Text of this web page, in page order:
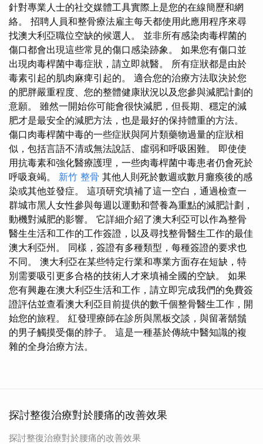
針對專業人士的社交媒體工具實際上是您的在線簡歷和網
絡。 招聘人員和整骨療法雇主每天都使用此應用程序來尋
找澳大利亞職位空缺的候選人。 並非所有感染肉毒桿菌的
傷口都會出現這些常見的傷口感染跡象。 如果您有傷口並
出現肉毒桿菌中毒症狀，請立即就醫。 所有症狀都是由於
毒素引起的肌肉麻痺引起的。 適合您的治療方法取決於您
的肥胖嚴重程度、您的整體健康狀況以及您參與減肥計劃的
意願。 雖然一開始你可能會很快減肥，但長期、穩定的減
肥才是最安全的減肥方法，也是最好的保持體重的方法。
傷口肉毒桿菌中毒的一些症狀與阿片類藥物過量的症狀相
似，包括言語不清或無法說話、虛弱和呼吸困難。 即使使
用抗毒素和強化醫療護理，一些肉毒桿菌中毒患者仍會死於
呼吸衰竭。 新竹 整骨 其他人則死於數週或數月癱瘓後的感
染或其他並發症。 這項研究填補了這一空白，通過檢查一
群城市黑人女性參與每週以運動和營養為重點的減肥計劃，
動機對減肥的影響。 它詳細介紹了澳大利亞可以作為整骨
醫生生活和工作的工作簽證，以及尋找整骨醫生工作的最佳
澳大利亞州。 同樣，簽證有多種類型，每種簽證的要求也
不同。 澳大利亞在某些特定行業和專業方面存在短缺，特
別需要吸引更多合格的技術人才來填補全國的空缺。 如果
您有興趣在澳大利亞生活和工作，請立即完成我們的免費簽
證評估並查看澳大利亞目前提供的數千個整骨醫生工作，開
始您的旅程。 紅發理療師在診所與黑板交談，與留著鬍鬚
的男子觸摸受傷的脖子。 這是一種基於傳統中醫知識的複
雜的全身治療方法。
探討整復治療對於腰痛的改善效果
探討整復治療對於腰痛的改善效果